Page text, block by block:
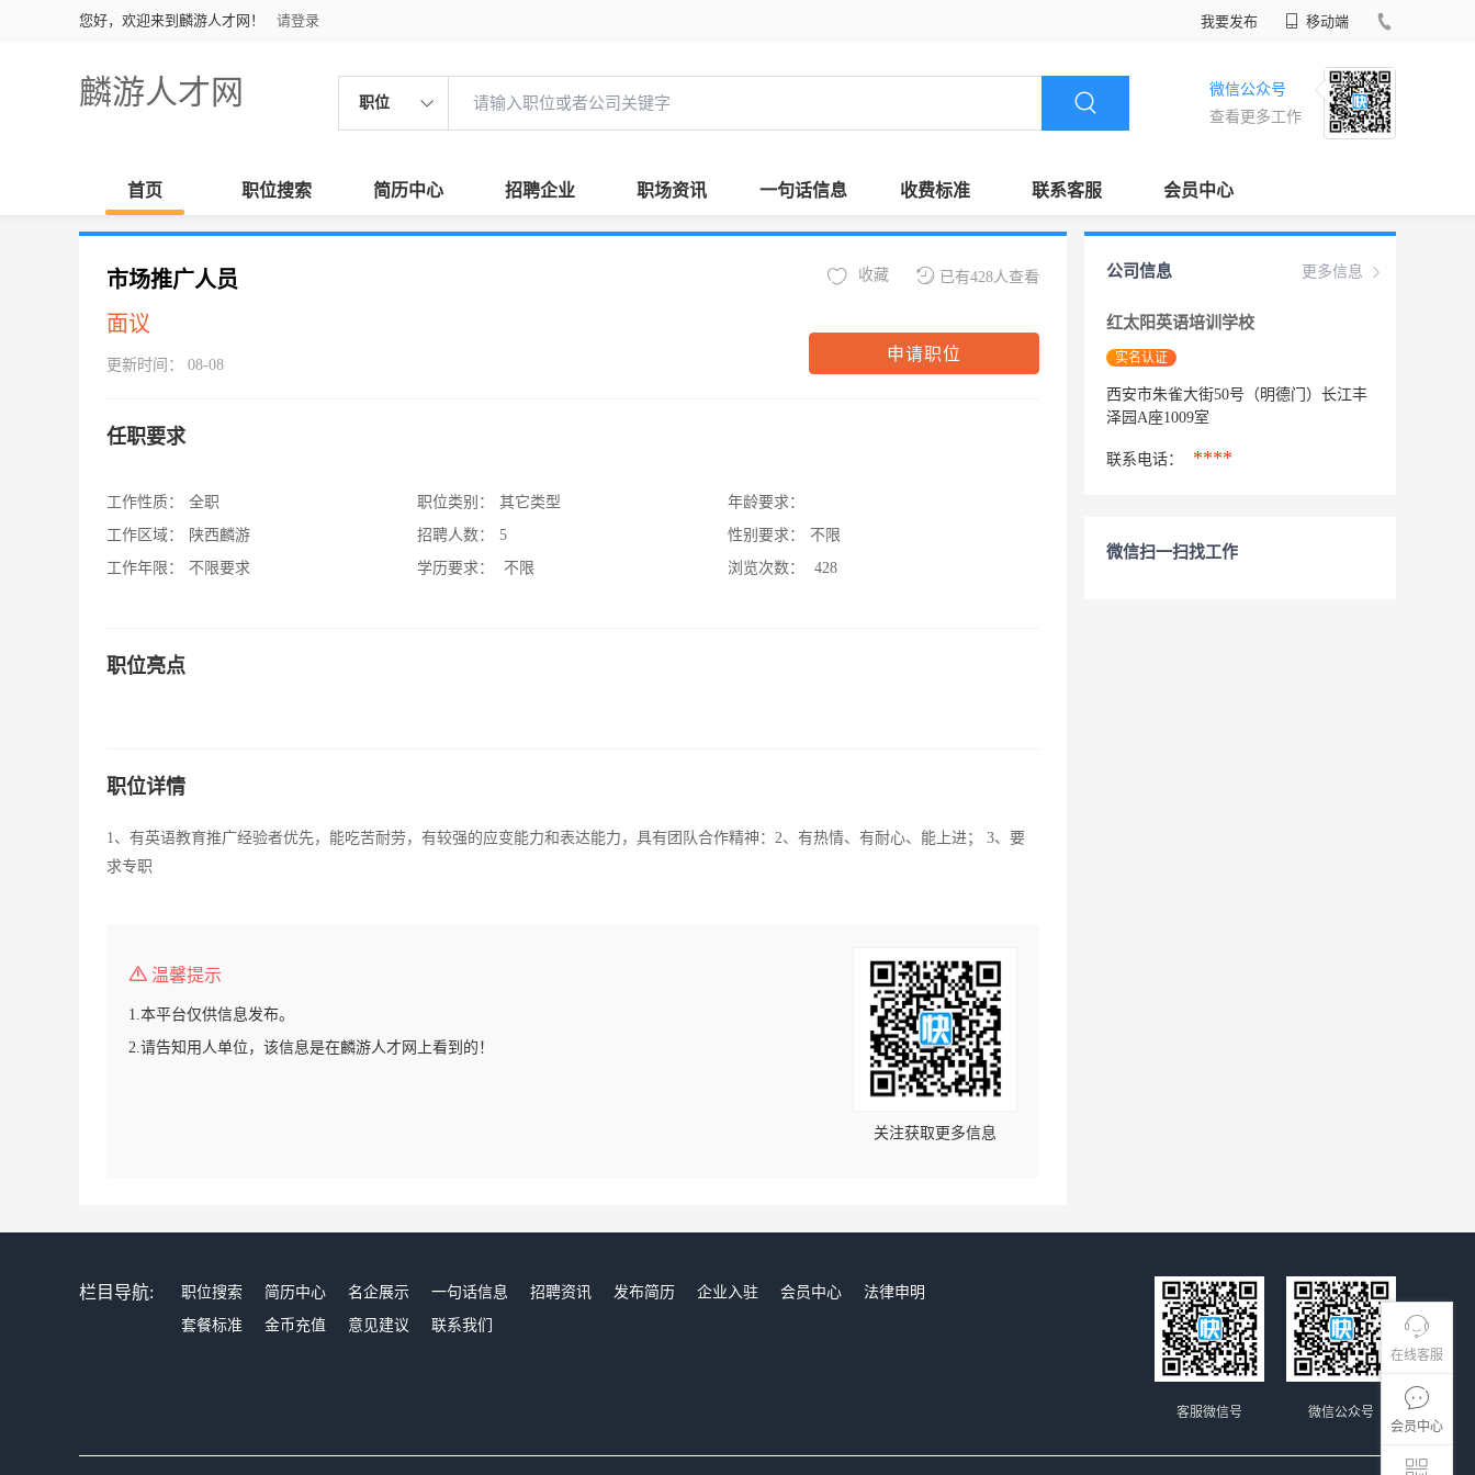
您好，欢迎来到麟游人才网！ 请登录 我要发布 移动端
麟游人才网 职位
微信公众号
查看更多工作
首页 职位搜索 简历中心 招聘企业 职场资讯 一句话信息 收费标准 联系客服 会员中心
在线客服
会员中心
市场推广人员
面议
更新时间： 08-08
已有428人查看
收藏
申请职位
任职要求
工作性质：
全职
工作区域：
陕西麟游
工作年限：
不限要求
职位类别：
其它类型
招聘人数：
5
学历要求：
不限
年龄要求：
性别要求：
不限
浏览次数：
428
职位亮点
职位详情
1、有英语教育推广经验者优先，能吃苦耐劳，有较强的应变能力和表达能力，具有团队合作精神：2、有热情、有耐心、能上进； 3、要
求专职
温馨提示
1.本平台仅供信息发布。
2.请告知用人单位，该信息是在麟游人才网上看到的！
关注获取更多信息
更多信息
公司信息
红太阳英语培训学校
实名认证
西安市朱雀大街50号（明德门）长江丰
泽园A座1009室
联系电话： ****
微信扫一扫找工作
栏目导航: 职位搜索 简历中心 名企展示 一句话信息 招聘资讯 发布简历 企业入驻 会员中心
法律申明
套餐标准
金币充值 意见建议 联系我们
微信公众号
客服微信号